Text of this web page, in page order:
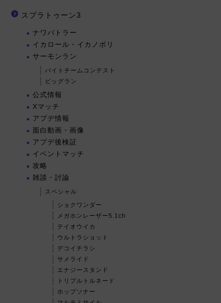
スプラトゥーン3
ナワバトラー
イカロール・イカノボリ
サーモンラン
バイトチームコンテスト
ビッグラン
公式情報
Xマッチ
アプデ情報
面白動画・画像
アプデ後検証
イベントマッチ
攻略
雑談・討論
スペシャル
ショクワンダー
メガホンレーザー5.1ch
テイオウイカ
ウルトラショット
デコイチラシ
サメライド
エナジースタンド
トリプルトルネード
ホップソナー